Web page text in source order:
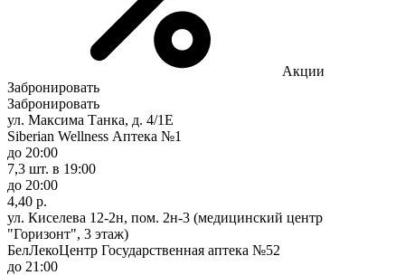
Акции
Забронировать
Забронировать
ул. Максима Танка, д. 4/1Е
Siberian Wellness Аптека №1
до 20:00
7,3 шт. в 19:00
до 20:00
4,40 р.
ул. Киселева 12-2н, пом. 2н-3 (медицинский центр
"Горизонт", 3 этаж)
БелЛекоЦентр Государственная аптека №52
до 21:00